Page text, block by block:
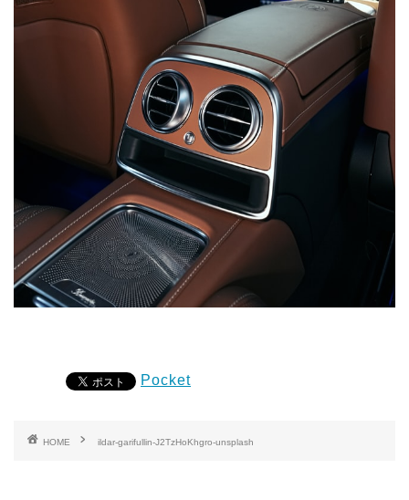
Pocket
HOME ildar-garifullin-J2TzHoKhgro-unsplash